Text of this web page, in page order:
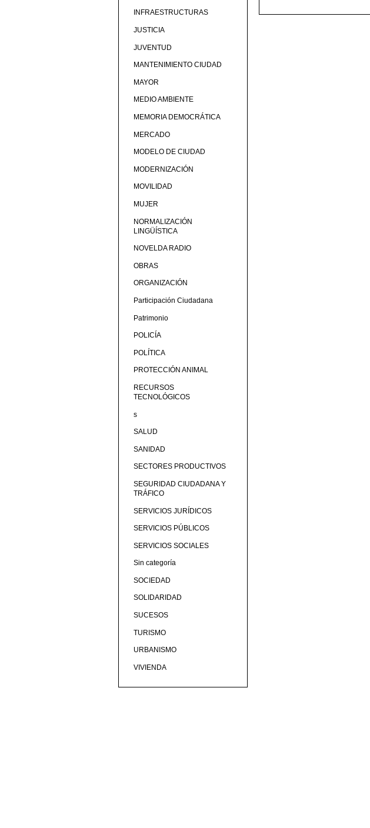
INFRAESTRUCTURAS
JUSTICIA
JUVENTUD
MANTENIMIENTO CIUDAD
MAYOR
MEDIO AMBIENTE
MEMORIA DEMOCRÁTICA
MERCADO
MODELO DE CIUDAD
MODERNIZACIÓN
MOVILIDAD
MUJER
NORMALIZACIÓN
LINGÜÍSTICA
NOVELDA RADIO
OBRAS
ORGANIZACIÓN
Participación Ciudadana
Patrimonio
POLICÍA
POLÍTICA
PROTECCIÓN ANIMAL
RECURSOS
TECNOLÓGICOS
s
SALUD
SANIDAD
SECTORES PRODUCTIVOS
SEGURIDAD CIUDADANA Y
TRÁFICO
SERVICIOS JURÍDICOS
SERVICIOS PÚBLICOS
SERVICIOS SOCIALES
Sin categoría
SOCIEDAD
SOLIDARIDAD
SUCESOS
TURISMO
URBANISMO
VIVIENDA